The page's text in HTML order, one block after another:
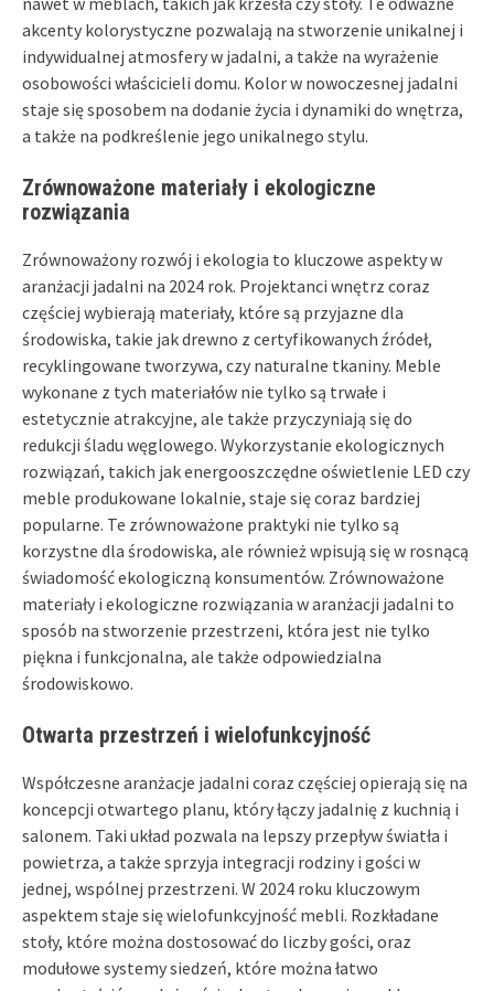
akcenty kolorystyczne pozwalają na stworzenie unikalnej i
indywidualnej atmosfery w jadalni, a także na wyrażenie
osobowości właścicieli domu. Kolor w nowoczesnej jadalni
staje się sposobem na dodanie życia i dynamiki do wnętrza,
a także na podkreślenie jego unikalnego stylu.
Zrównoważone materiały i ekologiczne
rozwiązania
Zrównoważony rozwój i ekologia to kluczowe aspekty w
aranżacji jadalni na 2024 rok. Projektanci wnętrz coraz
częściej wybierają materiały, które są przyjazne dla
środowiska, takie jak drewno z certyfikowanych źródeł,
recyklingowane tworzywa, czy naturalne tkaniny. Meble
wykonane z tych materiałów nie tylko są trwałe i
estetycznie atrakcyjne, ale także przyczyniają się do
redukcji śladu węglowego. Wykorzystanie ekologicznych
rozwiązań, takich jak energooszczędne oświetlenie LED czy
meble produkowane lokalnie, staje się coraz bardziej
popularne. Te zrównoważone praktyki nie tylko są
korzystne dla środowiska, ale również wpisują się w rosnącą
świadomość ekologiczną konsumentów. Zrównoważone
materiały i ekologiczne rozwiązania w aranżacji jadalni to
sposób na stworzenie przestrzeni, która jest nie tylko
piękna i funkcjonalna, ale także odpowiedzialna
środowiskowo.
Otwarta przestrzeń i wielofunkcyjność
Współczesne aranżacje jadalni coraz częściej opierają się na
koncepcji otwartego planu, który łączy jadalnię z kuchnią i
salonem. Taki układ pozwala na lepszy przepływ światła i
powietrza, a także sprzyja integracji rodziny i gości w
jednej, wspólnej przestrzeni. W 2024 roku kluczowym
aspektem staje się wielofunkcyjność mebli. Rozkładane
stoły, które można dostosować do liczby gości, oraz
modułowe systemy siedzeń, które można łatwo